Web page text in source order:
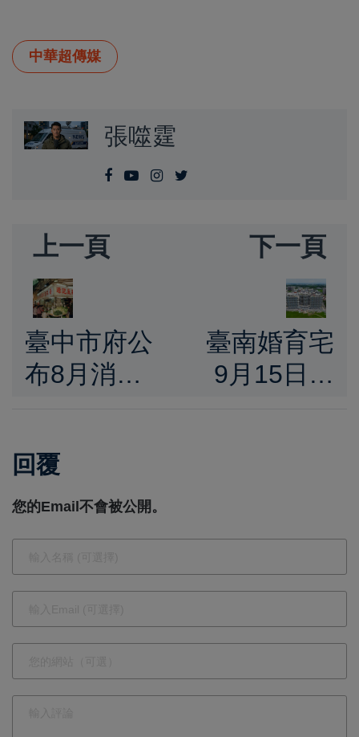
中華超傳媒
張噬霆
上一頁
臺中市府公
布8月消費
0.45% 年漲
1.74% 生活
成本再攀升
下一頁
臺南婚育宅
9月15日開
惠青年家庭
回覆
您的Email不會被公開。